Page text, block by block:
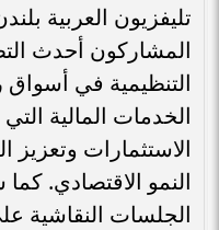
تليفزيون العربية
المشاركون أحدث
التنظيمية في أسواق
الخدمات المالية
الاستثمارات وتعزيز
النمو الاقتصادي.
الجلسات النقاشية